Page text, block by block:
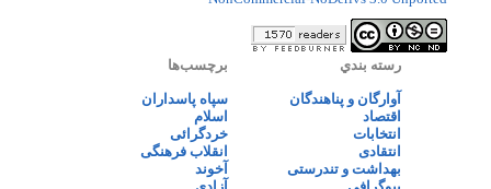
رسته بندي
آوارگان و پناهندگان
اقتصاد
انتخابات
انتقادی
بهداشت و تندرستی
برچسب‌ها
سپاه پاسداران
اسلام
خردگرائی
انقلاب فرهنگی
آخوند